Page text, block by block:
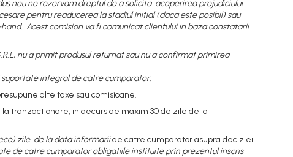
nou ne rezervam dreptul de a solicita acoperirea prejudiciului
pentru readucerea la stadiul initial (daca este posibil) sau
Acest comision va fi comunicat clientului in baza constatarii
nu a primit produsul returnat sau nu a confirmat primirea
suportate integral de catre cumparator.
alte taxe sau comisioane.
tranzactionare, in decurs de maxim 30 de zile de la
zile de la data informariide catre cumparator asupra deciziei
de catre cumparator obligatiile instituite prin prezentul inscris